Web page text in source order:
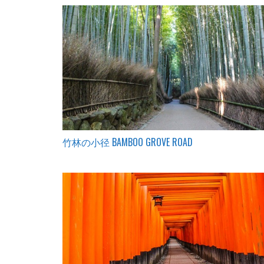
竹林の小径 BAMBOO GROVE ROAD